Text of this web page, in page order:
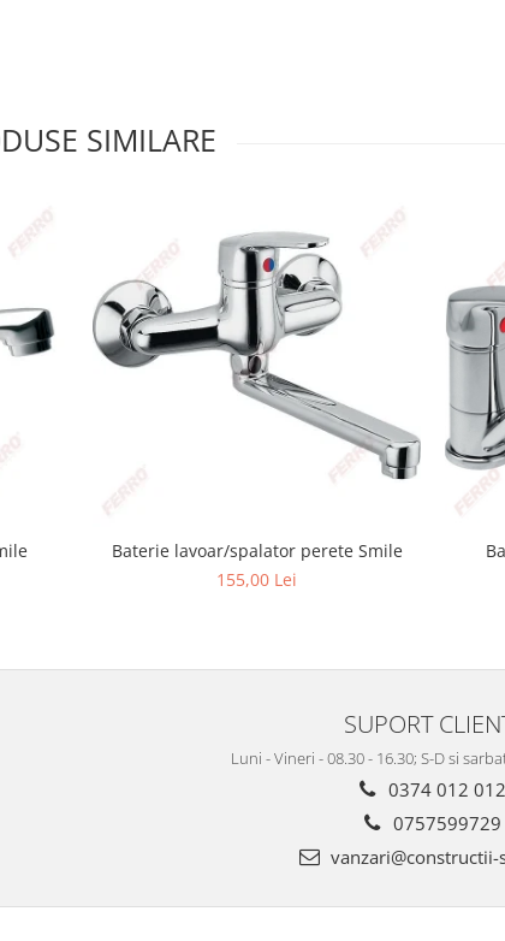
SIMILARE
Baterie lavoar/spalator perete Smile
155,00 Lei
SUPORT
Luni - Vineri - 08.30 - 16.30; S-D si
0374 012 012
0757599729